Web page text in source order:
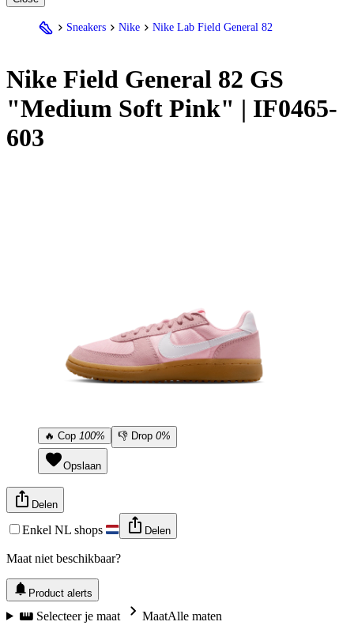
Sneakers Nike Nike Lab Field General 82
Nike Field General 82 GS
"Medium Soft Pink" | IF0465-
603
🔥 Cop 100% 👎 Drop 0%
Opslaan
Delen
Enkel NL shops Delen
Maat niet beschikbaar?
Product alerts
Selecteer je maat MaatAlle maten